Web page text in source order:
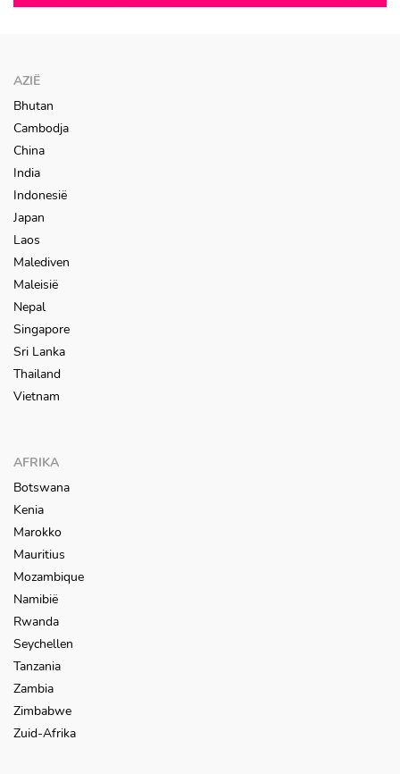
AZIË
Bhutan
Cambodja
China
India
Indonesië
Japan
Laos
Malediven
Maleisië
Nepal
Singapore
Sri Lanka
Thailand
Vietnam
AFRIKA
Botswana
Kenia
Marokko
Mauritius
Mozambique
Namibië
Rwanda
Seychellen
Tanzania
Zambia
Zimbabwe
Zuid-Afrika